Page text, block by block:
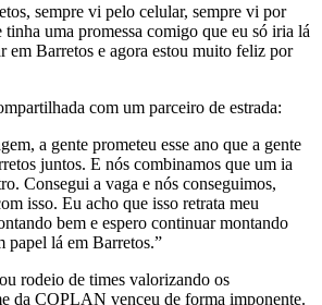
sempre vi pelo celular, sempre vi por
uma promessa comigo que eu só iria lá
em Barretos e agora estou muito feliz por
com um parceiro de estrada:
a gente prometeu esse ano que a gente
juntos. E nós combinamos que um ia
Consegui a vaga e nós conseguimos,
isso. Eu acho que isso retrata meu
bem e espero continuar montando
papel lá em Barretos.”
rodeio de times valorizando os
da COPLAN venceu de forma imponente.